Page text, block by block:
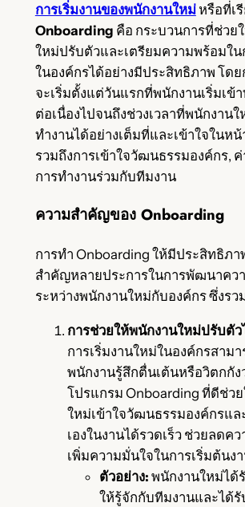
การเริ่มงานของพนักงานใหม่หรือที่เ
Onboarding คือ กระบวนการที่ช่วย
ใหม่ปรับตัวและเตรียมความพร้อมใน
ในองค์กรได้อย่างมีประสิทธิภาพ โด
จะเริ่มตั้งแต่วันแรกที่พนักงานเริ่มเข้
ต่อเนื่องไปจนถึงช่วงเวลาที่พนักงาน
ทำงานได้อย่างเต็มที่และเข้าใจในหน้
รวมถึงการเข้าใจวัฒนธรรมองค์กร,
การทำงานร่วมกับทีมงาน
ความสำคัญของ Onboarding
การทำ Onboarding ให้มีประสิทธิภ
สำคัญหลายประการในการพัฒนาคว
ระหว่างพนักงานใหม่กับองค์กร ซึ่งรว
การช่วยให้พนักงานใหม่ปรับตัว
การเริ่มงานใหม่ในองค์กรสาม
พนักงานรู้สึกตื่นเต้นหรือวิตกกัง
โปรแกรม Onboarding ที่ดีช่ว
ใหม่เข้าใจวัฒนธรรมองค์กรแ
เองในงานได้รวดเร็ว ช่วยลดค
เพิ่มความมั่นใจในการเริ่มต้นง
ตัวอย่าง: พนักงานใหม่ได้
ให้รู้จักกับทีมงานและได้รั